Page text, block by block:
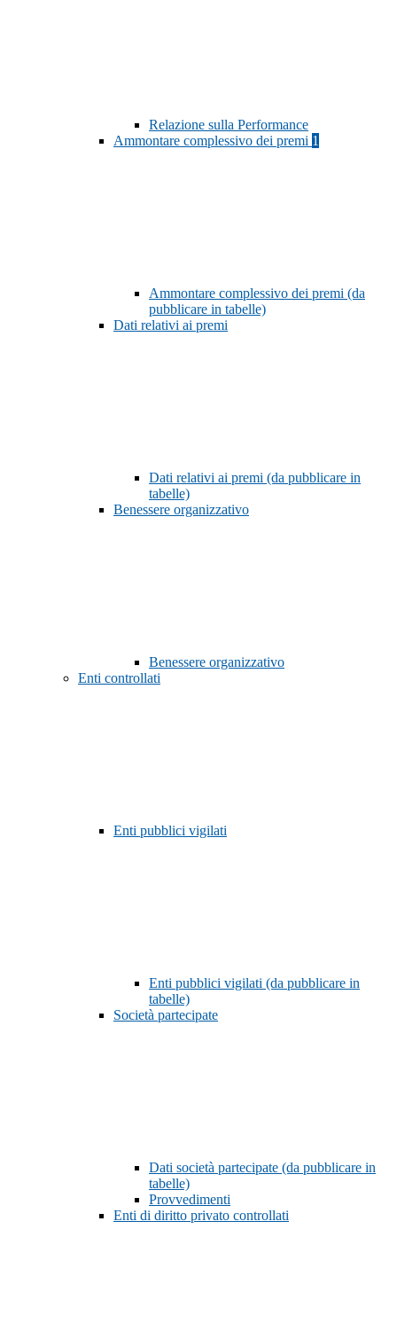
Relazione sulla Performance
Ammontare complessivo dei premi 1
Ammontare complessivo dei premi (da
pubblicare in tabelle)
Dati relativi ai premi
Dati relativi ai premi (da pubblicare in
tabelle)
Benessere organizzativo
Benessere organizzativo
Enti controllati
Enti pubblici vigilati
Enti pubblici vigilati (da pubblicare in
tabelle)
Società partecipate
Dati società partecipate (da pubblicare in
tabelle)
Provvedimenti
Enti di diritto privato controllati